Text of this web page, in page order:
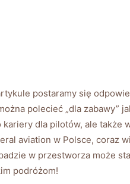
postaramy się
polecieć „dla zabawy”
⁤dla pilotów, ale
​aviation w Polsce, ‍coraz
w przestworza może
podróżom!